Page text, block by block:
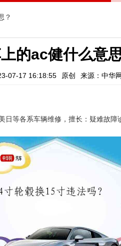
？
的ac健什么意
07-17 16:18:55 原创 来源：中华